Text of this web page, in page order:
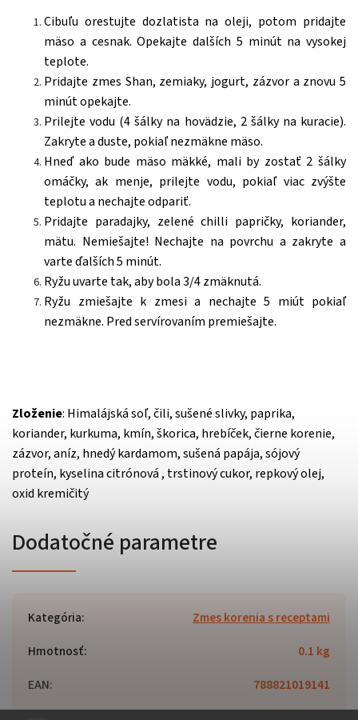
Cibuľu orestujte dozlatista na oleji, potom pridajte
mäso a cesnak. Opekajte dalších 5 minút na vysokej
teplote.
Pridajte zmes Shan, zemiaky, jogurt, zázvor a znovu 5
minút opekajte.
Prilejte vodu (4 šálky na hovädzie, 2 šálky na kuracie).
Zakryte a duste, pokiaľ nezmäkne mäso.
Hneď ako bude mäso mäkké, mali by zostať 2 šálky
omáčky, ak menje, prilejte vodu, pokiaľ viac zvýšte
teplotu a nechajte odpariť.
Pridajte paradajky, zelené chilli papričky, koriander,
mätu. Nemiešajte! Nechajte na povrchu a zakryte a
varte ďalších 5 minút.
Ryžu uvarte tak, aby bola 3/4 zmäknutá.
Ryžu zmiešajte k zmesi a nechajte 5 miút pokiaľ
nezmäkne. Pred servírovaním premiešajte.
Zloženie: Himalájská soľ, čili, sušené slivky, paprika,
koriander, kurkuma, kmín, škorica, hrebíček, čierne korenie,
zázvor, aníz, hnedý kardamom, sušená papája, sójový
proteín, kyselina citrónová , trstinový cukor, repkový olej,
oxid kremičitý
Dodatočné parametre
Kategória:
Zmes korenia s receptami
Hmotnosť:
0.1 kg
EAN: 788821019141